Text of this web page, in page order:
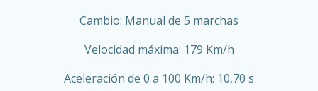
Cambio: Manual de 5 marchas
Velocidad máxima: 179 Km/h
Aceleración de 0 a 100 Km/h: 10,70 s